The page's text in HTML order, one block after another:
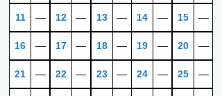
11 ―
16 ―
21 ―
12 ―
17 ―
22 ―
13 ―
18 ―
23 ―
14 ―
19 ―
24 ―
15 ―
20 ―
25 ―